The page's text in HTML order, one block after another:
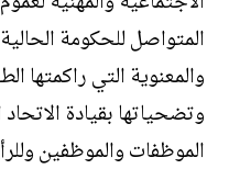
المتواصل للحكومة
والمعنوية التي راكمتها
وتضحياتها بقيادة
الموظفات والموظفين